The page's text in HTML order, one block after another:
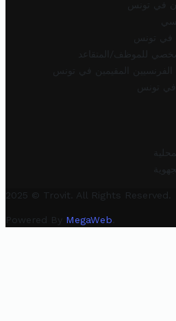
في تونس
في تونس
للموظف/المتقاعد
المقيمين في تونس
في تونس
2025 © Trovit. All Rights Reserved.
Powered By MegaWeb